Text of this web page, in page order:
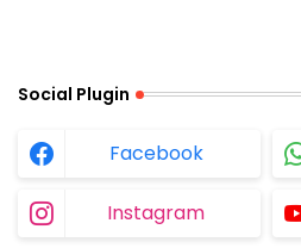
Social Plugin
Facebook
Instagram